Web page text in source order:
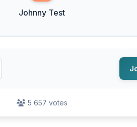
Johnny Test
5 657 votes